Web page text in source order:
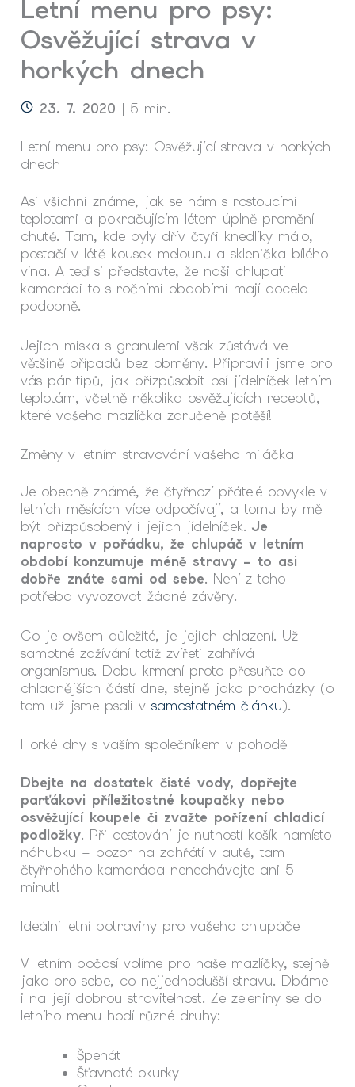
Letní menu pro psy:
Osvěžující strava v
horkých dnech
23. 7. 2020 | 5 min.
Letní menu pro psy: Osvěžující strava v horkých
dnech
Asi všichni známe, jak se nám s rostoucími
teplotami a pokračujícím létem úplně promění
chutě. Tam, kde byly dřív čtyři knedlíky málo,
postačí v létě kousek melounu a sklenička bílého
vína. A teď si představte, že naši chlupatí
kamarádi to s ročními obdobími mají docela
podobně.
Jejich miska s granulemi však zůstává ve
většině případů bez obměny. Připravili jsme pro
vás pár tipů, jak přizpůsobit psí jídelníček letním
teplotám, včetně několika osvěžujících receptů,
které vašeho mazlíčka zaručeně potěší!
Změny v letním stravování vašeho miláčka
Je obecně známé, že čtyřnozí přátelé obvykle v
letních měsících více odpočívají, a tomu by měl
být přizpůsobený i jejich jídelníček.Je
naprosto v pořádku, že chlupáč v letním
období konzumuje méně stravy – to asi
dobře znáte sami od sebe. Není z toho
potřeba vyvozovat žádné závěry.
Co je ovšem důležité, je jejich chlazení. Už
samotné zažívání totiž zvířeti zahřívá
organismus. Dobu krmení proto přesuňte do
chladnějších částí dne, stejně jako procházky (o
tom už jsme psali vsamostatném článku).
Horké dny s vaším společníkem v pohodě
Dbejte na dostatek čisté vody, dopřejte
parťákovi příležitostné koupačky nebo
osvěžující koupele či zvažte pořízení chladicí
podložky. Při cestování je nutností košík namísto
náhubku – pozor na zahřátí v autě, tam
čtyřnohého kamaráda nenechávejte ani 5
minut!
Ideální letní potraviny pro vašeho chlupáče
V letním počasí volíme pro naše mazlíčky, stejně
jako pro sebe, co nejjednodušší stravu. Dbáme
i na její dobrou stravitelnost. Ze zeleniny se do
letního menu hodí různé druhy:
Špenát
Šťavnaté okurky